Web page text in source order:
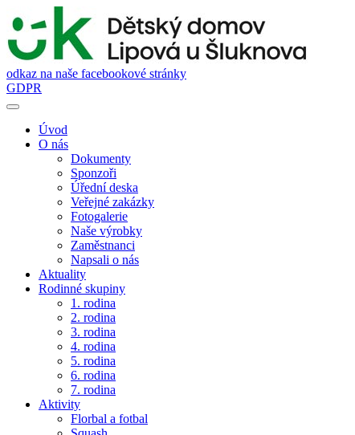
odkaz na naše facebookové stránky
GDPR
Úvod
O nás
Dokumenty
Sponzoři
Úřední deska
Veřejné zakázky
Fotogalerie
Naše výrobky
Zaměstnanci
Napsali o nás
Aktuality
Rodinné skupiny
1. rodina
2. rodina
3. rodina
4. rodina
5. rodina
6. rodina
7. rodina
Aktivity
Florbal a fotbal